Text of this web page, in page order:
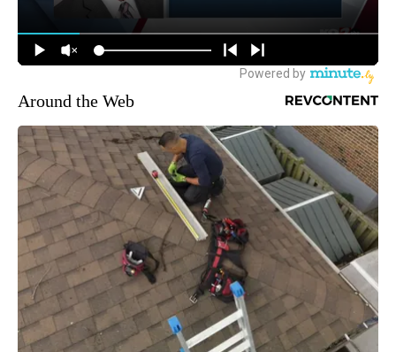
Around the Web